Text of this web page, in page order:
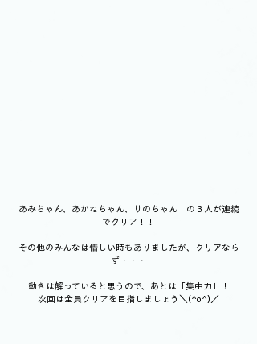
あみちゃん、あかねちゃん、りのちゃん　の３人が連続
でクリア！！
その他のみんなは惜しい時もありましたが、クリアなら
ず・・・
動きは解っていると思うので、あとは「集中力」！
次回は全員クリアを目指しましょう＼(^o^)／